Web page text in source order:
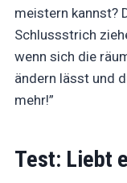
meistern kannst?
Schlussstrich
wenn sich die
ändern lässt und
mehr!”
Test: Liebt